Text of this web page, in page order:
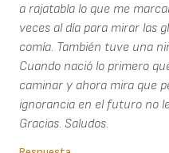
a rajatabla lo que me
veces al día para mirar las
comía. También tuve una
Cuando nació lo primero
caminar y ahora mira que
ignorancia en el futuro no
Gracias. Saludos.